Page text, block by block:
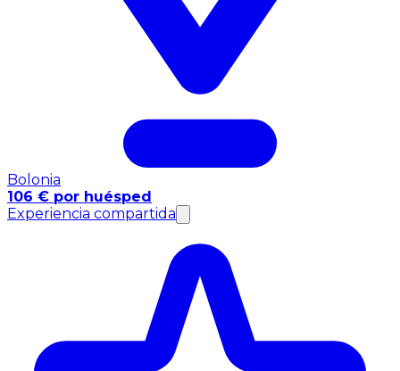
Bolonia
106 € por huésped
Experiencia compartida